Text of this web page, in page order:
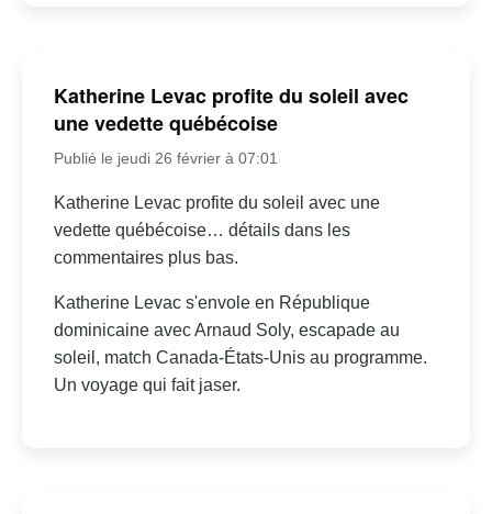
Katherine Levac profite du soleil avec
une vedette québécoise
Publié le jeudi 26 février à 07:01
Katherine Levac profite du soleil avec une
vedette québécoise… détails dans les
commentaires plus bas.
Katherine Levac s'envole en République
dominicaine avec Arnaud Soly, escapade au
soleil, match Canada-États-Unis au programme.
Un voyage qui fait jaser.